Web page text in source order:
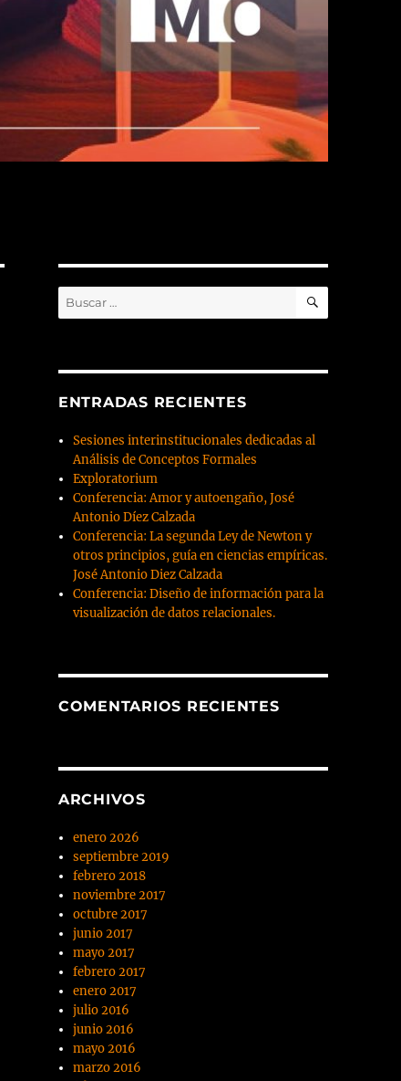
Buscar
por:
BUSCAR
ENTRADAS RECIENTES
Sesiones interinstitucionales dedicadas al
Análisis de Conceptos Formales
Exploratorium
Conferencia: Amor y autoengaño, José
Antonio Díez Calzada
Conferencia: La segunda Ley de Newton y
otros principios, guía en ciencias empíricas.
José Antonio Diez Calzada
Conferencia: Diseño de información para la
visualización de datos relacionales.
COMENTARIOS RECIENTES
ARCHIVOS
enero 2026
septiembre 2019
febrero 2018
noviembre 2017
octubre 2017
junio 2017
mayo 2017
febrero 2017
enero 2017
julio 2016
junio 2016
mayo 2016
marzo 2016